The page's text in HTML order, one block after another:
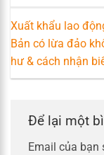
Xuất khẩu lao
Bản có lừa đảo
hư & cách nhận
Để lại một
Email của bạn